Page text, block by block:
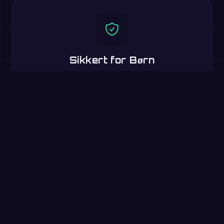
Sikkert for Børn